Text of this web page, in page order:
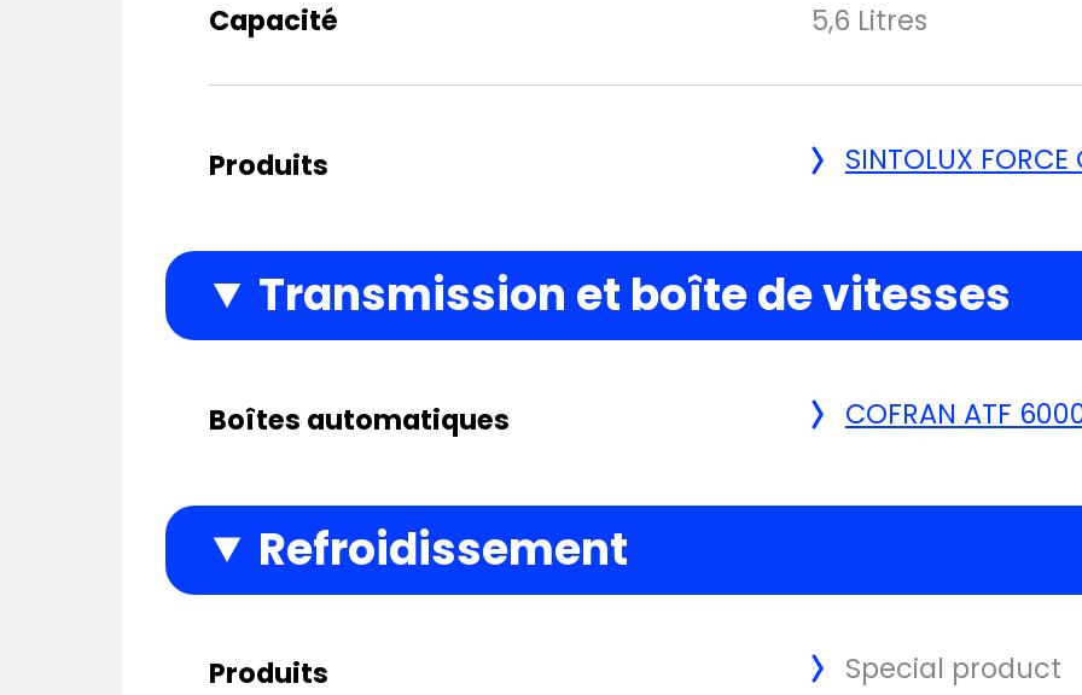
Capacité 5,6 Litres
Produits SINTOLUX
Transmission et boîte de vitesses
Boîtes automatiques COFRAN ATF
Refroidissement
Produits Special product